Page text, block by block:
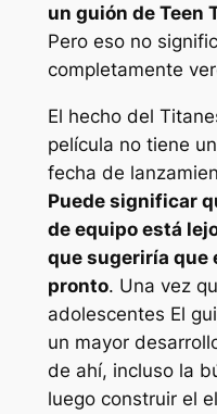
un guión de Teen
Pero eso no
completamente
El hecho del
película no tiene
fecha de
Puede significar
de equipo está
que sugeriría que
pronto. Una vez
adolescentes El
un mayor
de ahí, incluso la
luego construir el